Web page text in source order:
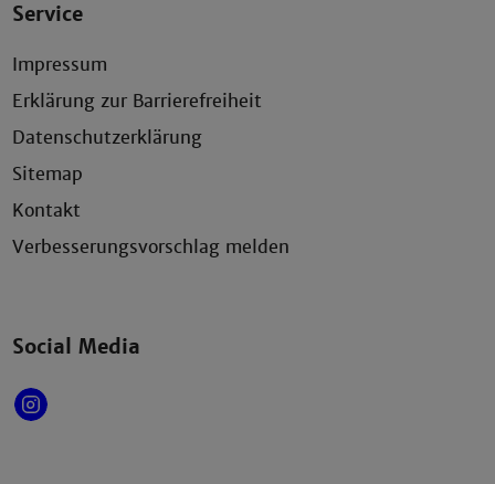
Service
Impressum
Erklärung zur Barrierefreiheit
Datenschutzerklärung
Sitemap
Kontakt
Verbesserungsvorschlag melden
Social Media